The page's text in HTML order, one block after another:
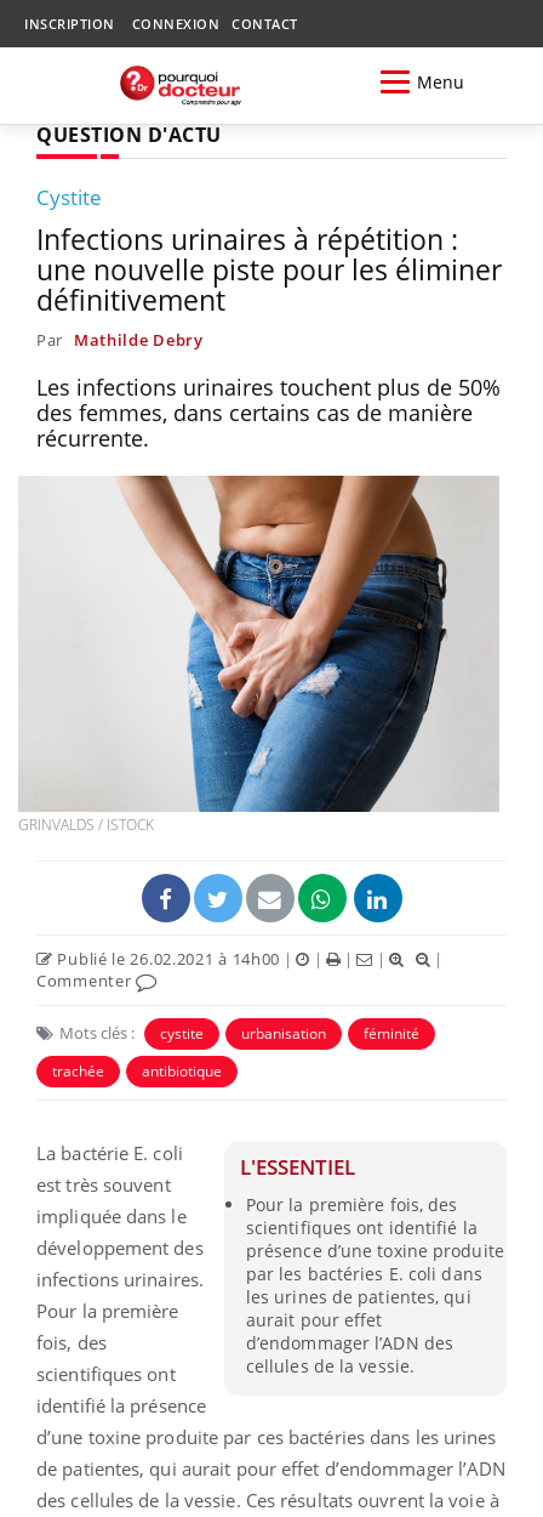
INSCRIPTION CONNEXION CONTACT
Menu
QUESTION D'ACTU
Cystite
Infections urinaires à répétition :
une nouvelle piste pour les éliminer
définitivement
Par Mathilde Debry
Les infections urinaires touchent plus de 50%
des femmes, dans certains cas de manière
récurrente.
GRINVALDS / ISTOCK
Publié le 26.02.2021 à 14h00 | | | |
|
Commenter
Mots clés : cystite urbanisation
féminité
trachée
antibiotique
L'ESSENTIEL
Pour la première fois, des
scientifiques ont identifié la
présence d’une toxine produite
par les bactéries E. coli dans
les urines de patientes, qui
aurait pour effet
d’endommager l’ADN des
cellules de la vessie.
La bactérie E. coli
est très souvent
impliquée dans le
développement des
infections urinaires.
Pour la première
fois, des
scientifiques ont
identifié la présence
d’une toxine produite par ces bactéries dans les urines
de patientes, qui aurait pour effet d’endommager l’ADN
des cellules de la vessie. Ces résultats ouvrent la voie à